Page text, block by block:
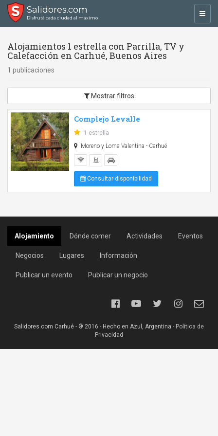
Salidores.com
Disfrutá cada ciudad al máximo
Alojamientos 1 estrella con Parrilla, TV y
Calefacción en Carhué, Buenos Aires
1 publicaciones
Mostrar filtros
Complejo Levalle
1 estrella
Moreno y Loma Valentina - Carhué
Consultar disponibilidad
Alojamiento Dónde comer Actividades Eventos
Negocios Lugares Información
Publicar un evento Publicar un negocio
Salidores.com Carhué - ® 2016 - Hecho en Azul, Argentina - Política de
Privacidad